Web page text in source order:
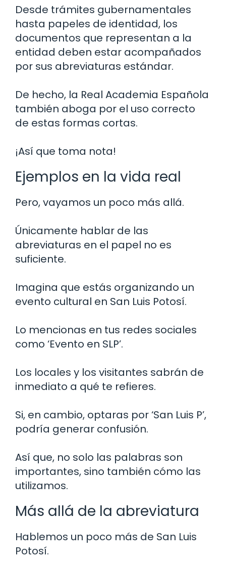
Desde trámites gubernamentales
hasta papeles de identidad, los
documentos que representan a la
entidad deben estar acompañados
por sus abreviaturas estándar.
De hecho, la Real Academia Española
también aboga por el uso correcto
de estas formas cortas.
¡Así que toma nota!
Ejemplos en la vida real
Pero, vayamos un poco más allá.
Únicamente hablar de las
abreviaturas en el papel no es
suficiente.
Imagina que estás organizando un
evento cultural en San Luis Potosí.
Lo mencionas en tus redes sociales
como ‘Evento en SLP’.
Los locales y los visitantes sabrán de
inmediato a qué te refieres.
Si, en cambio, optaras por ‘San Luis P’,
podría generar confusión.
Así que, no solo las palabras son
importantes, sino también cómo las
utilizamos.
Más allá de la abreviatura
Hablemos un poco más de San Luis
Potosí.